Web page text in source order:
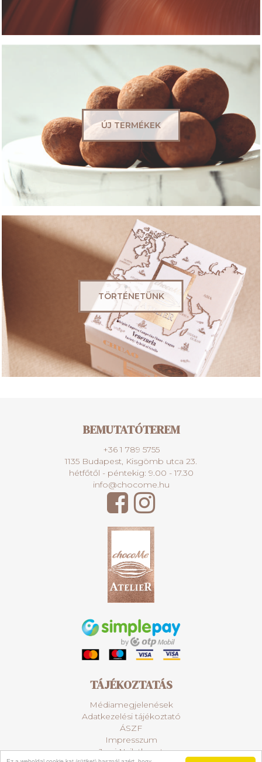
ÚJ TERMÉKEK
TÖRTÉNETÜNK
BEMUTATÓTEREM
+36 1 789 5755
1135 Budapest, Kisgömb utca 23.
hétfőtől - péntekig: 9.00 - 17.30
info@chocome.hu
TÁJÉKOZTATÁS
Médiamegjelenések
Adatkezelési tájékoztató
ÁSZF
Impresszum
Jogi Nyilatkozat